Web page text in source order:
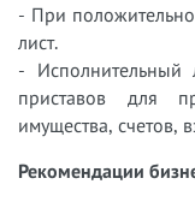
- При
лист.
- Исполнительный
приставов для
имущества, счетов,
Рекомендации